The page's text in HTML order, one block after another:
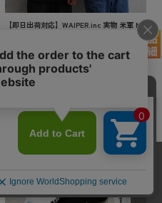
【即日出荷対応】WAIPER.inc 実物 米軍 M-
65 キルティング ライナー リメイク エフェ
クツバッグ BRAID CORD 日本製【キャンペ
ーン対象外】【T】 ミリタリー
¥7,150